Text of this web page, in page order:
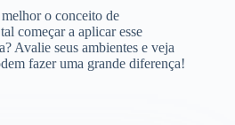
o conceito de
começar a aplicar esse
Avalie seus ambientes e veja
fazer uma grande diferença!